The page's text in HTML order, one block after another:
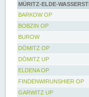
MÜRITZ-ELDE-
BARKOW OP
BOBZIN OP
BUROW
DÖMITZ OP
DÖMITZ UP
ELDENA OP
FINDENWIRUNSHIER OP
GARWITZ UP